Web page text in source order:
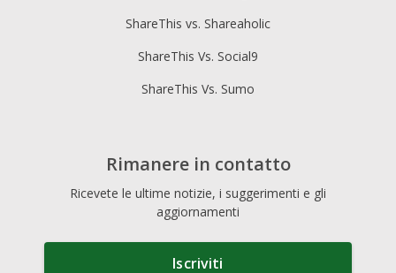
ShareThis vs. Shareaholic
ShareThis Vs. Social9
ShareThis Vs. Sumo
Rimanere in contatto
Ricevete le ultime notizie, i suggerimenti e gli
aggiornamenti
Iscriviti